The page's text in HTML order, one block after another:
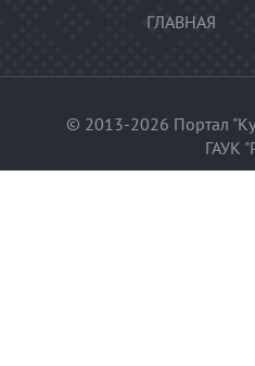
ГЛАВНАЯ
© 2013-2026 Портал
ГАУК